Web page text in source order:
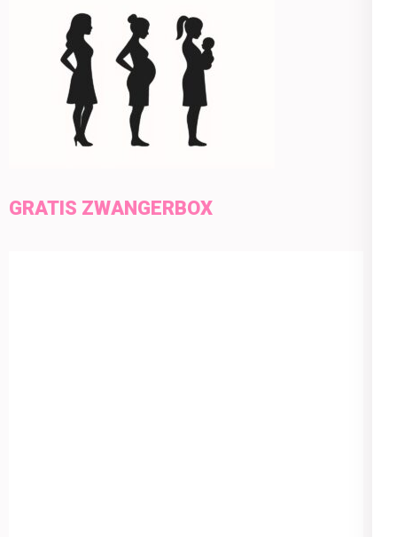
GRATIS ZWANGERBOX